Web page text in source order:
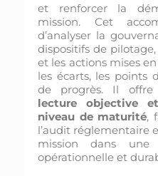
et renforcer la
mission. Cet
d’analyser la
dispositifs de
et les actions mises
les écarts, les points
de progrès. Il offre
lecture objective
niveau de maturité,
l’audit réglementaire
mission dans une
opérationnelle et